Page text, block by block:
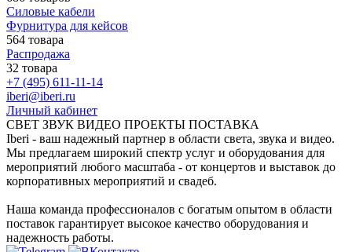
Силовые кабели
Фурнитура для кейсов
564 товара
Распродажа
32 товара
+7 (495) 611-11-14
iberi@iberi.ru
Личный кабинет
СВЕТ ЗВУК ВИДЕО ПРОЕКТЫ ПОСТАВКА
Iberi - ваш надежный партнер в области света, звука и видео.
Мы предлагаем широкий спектр услуг и оборудования для
мероприятий любого масштаба - от концертов и выставок до
корпоративных мероприятий и свадеб.
Наша команда профессионалов с богатым опытом в области
поставок гарантирует высокое качество оборудования и
надежность работы.